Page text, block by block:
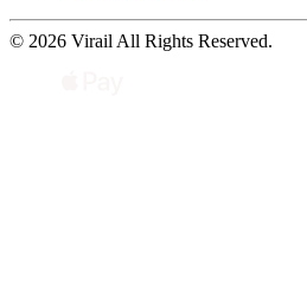
© 2026 Virail All Rights Reserved.